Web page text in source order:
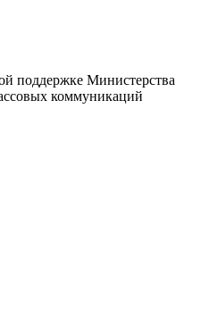
поддержке Министерства
коммуникаций